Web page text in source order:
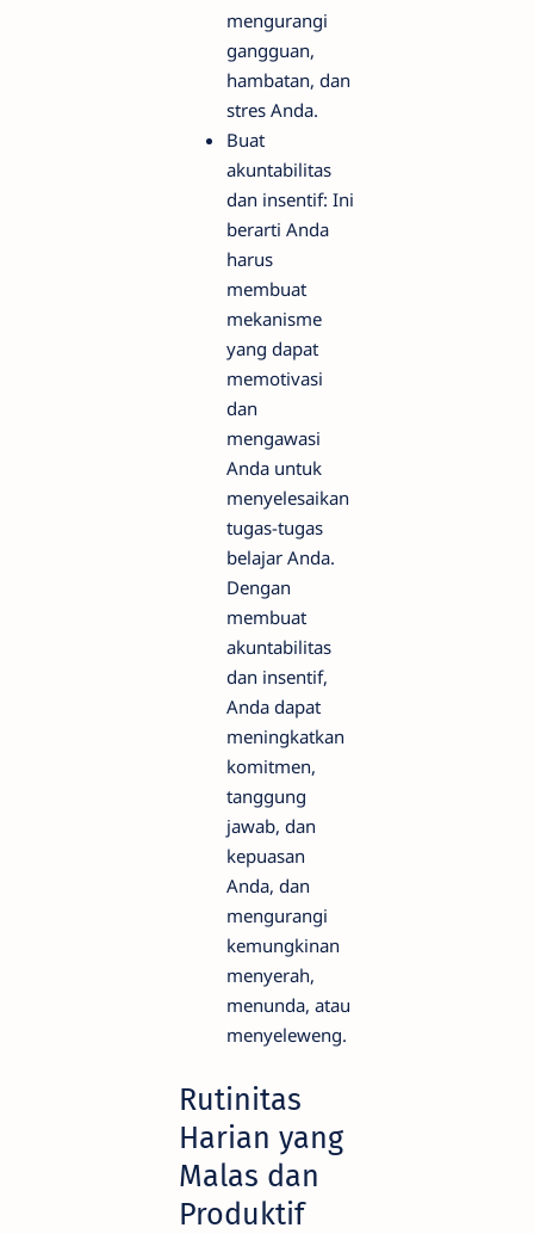
mengurangi
gangguan,
hambatan, dan
stres Anda.
Buat
akuntabilitas
dan insentif: Ini
berarti Anda
harus
membuat
mekanisme
yang dapat
memotivasi
dan
mengawasi
Anda untuk
menyelesaikan
tugas-tugas
belajar Anda.
Dengan
membuat
akuntabilitas
dan insentif,
Anda dapat
meningkatkan
komitmen,
tanggung
jawab, dan
kepuasan
Anda, dan
mengurangi
kemungkinan
menyerah,
menunda, atau
menyeleweng.
Rutinitas
Harian yang
Malas dan
Produktif